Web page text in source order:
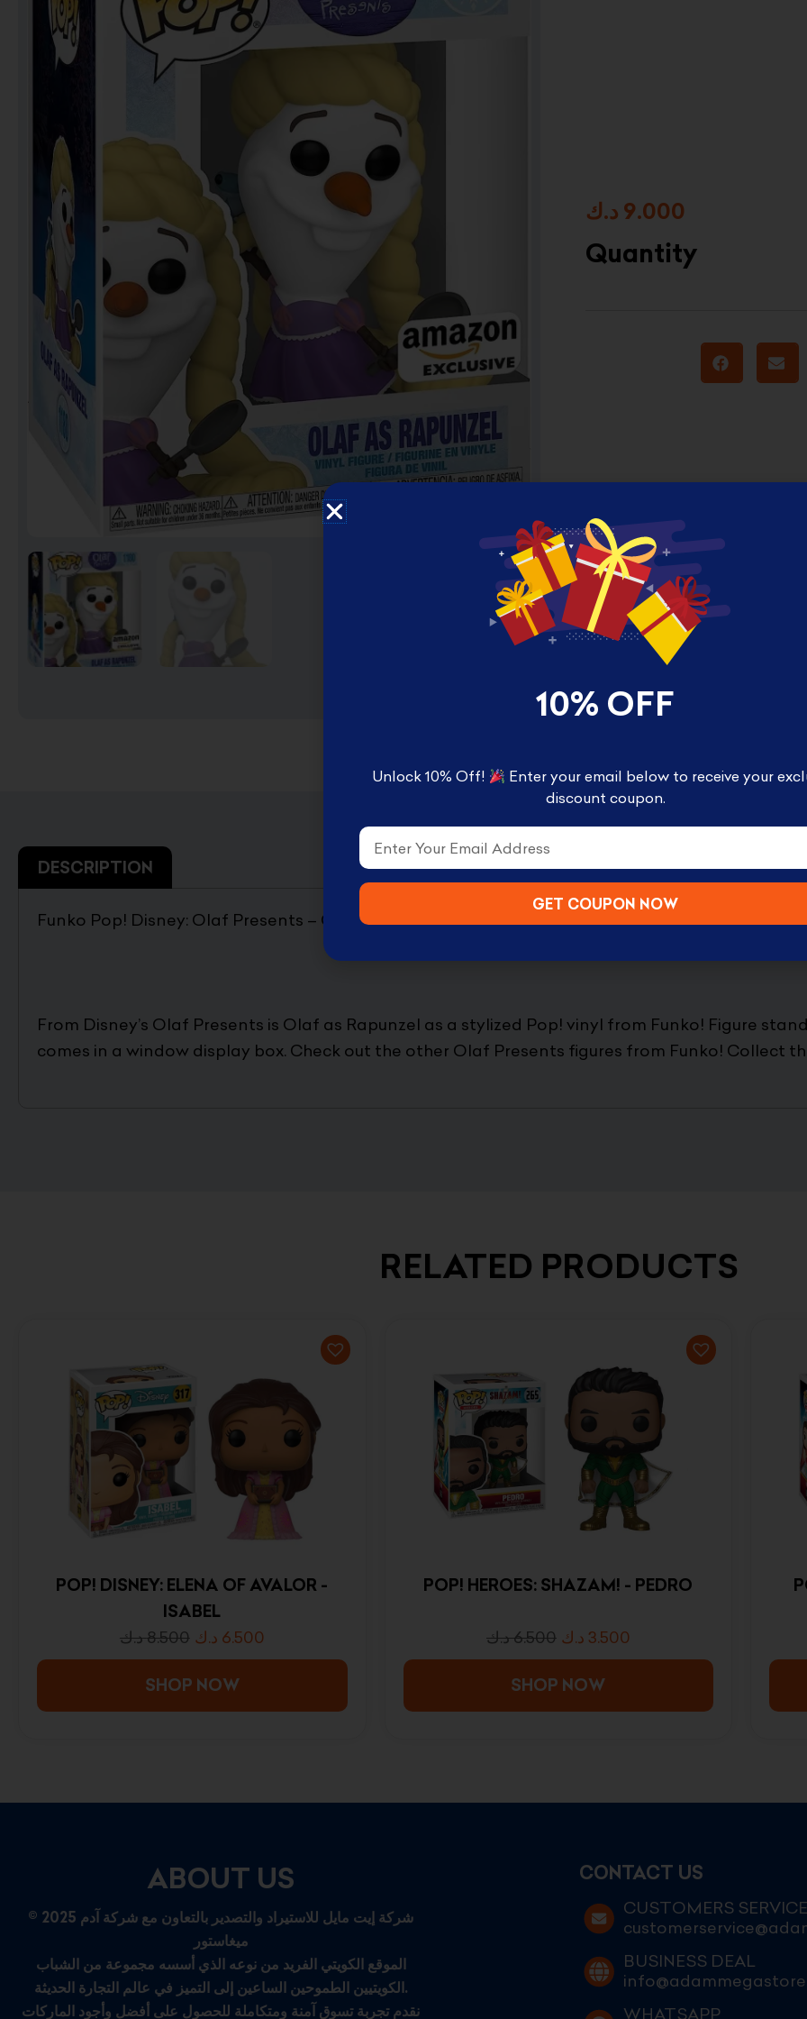
Notebooks
Puzzles
علي بحر ـ فرقة الإخوة
البحرينية
BACK TO SCHOOL العودة
الى المدارس
1 KD Stickers ستيكرات
Decoration ديكور
Framed Photo Prints
لوحات مبروزه
لوحات فوركس
English Disney books
كتب ديزني الانجليزيه
Book Accessories ملحقات
9.000 د.ك
Quantity
DESCRIPTION
Funko Pop! Disney: Olaf Presents – Olaf as Rapunzel Vinyl Figure (Amazon Exclusive)
From Disney’s Olaf Presents is Olaf as Rapunzel as a stylized Pop! vinyl from Funko! Figure
comes in a window display box. Check out the other Olaf Presents figures from Funko! Collect
RELATED PRODUCTS
POP! DISNEY: ELENA OF AVALOR -
ISABEL
8.500د.ك 6.500 د.ك
SHOP NOW
POP! HEROES: SHAZAM! - PEDRO
6.500د.ك 3.500 د.ك
SHOP NOW
ABOUT US
© 2025 شركة إيت مايل للاستيراد والتصدير بالتعاون مع شركة آدم
ميغاستور
الموقع الكويتي الفريد من نوعه الذي أسسه مجموعة من الشباب
الكويتيين الطموحين الساعين إلى التميز في عالم التجارة الحديثة.
نقدم تجربة تسوق آمنة ومتكاملة للحصول على أفضل وأجود الماركات
CONTACT US
CUSTOMERS SERVICE
BUSINESS DEAL
WHATSAPP
10% OFF
Unlock 10% Off!
Enter your email below to receive your
discount coupon.
Email
GET COUPON NOW